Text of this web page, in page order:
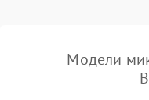
Сломался трансформатор
Модели